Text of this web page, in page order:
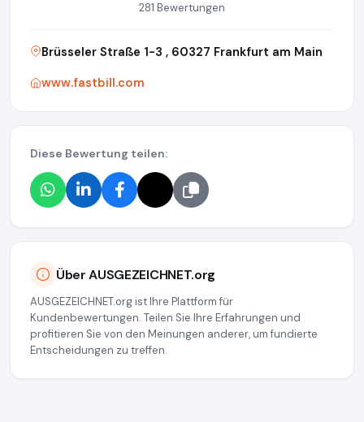
281 Bewertungen
Brüsseler Straße 1-3 , 60327 Frankfurt am Main
www.fastbill.com
Diese Bewertung teilen:
Über AUSGEZEICHNET.org
AUSGEZEICHNET.org ist Ihre Plattform für
Kundenbewertungen. Teilen Sie Ihre Erfahrungen und
profitieren Sie von den Meinungen anderer, um fundierte
Entscheidungen zu treffen.